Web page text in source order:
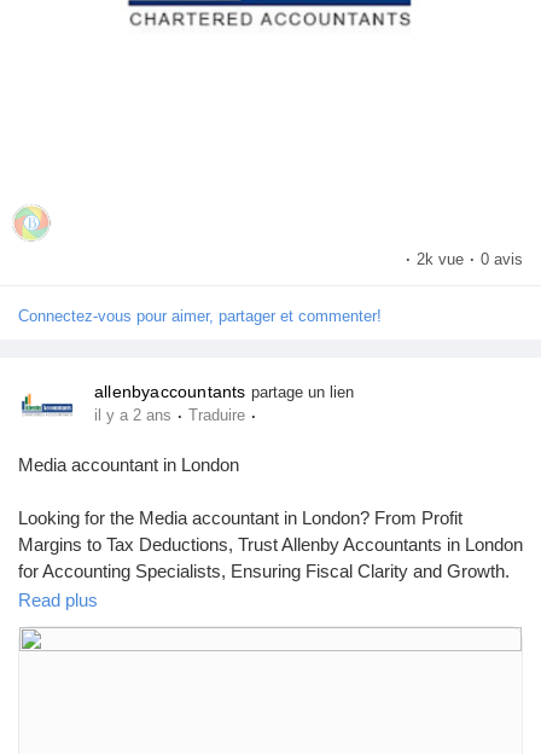
· 2k vue · 0 avis
Connectez-vous pour aimer, partager et commenter!
allenbyaccountants partage un lien
il y a 2 ans · Traduire ·
Media accountant in London
Looking for the Media accountant in London? From Profit
Margins to Tax Deductions, Trust Allenby Accountants in London
for Accounting Specialists, Ensuring Fiscal Clarity and Growth.
Visithttps://www.allenbyaccountants.co.uk/tips-hire-good-
media-accountants-film-creative-agency/
Read plus